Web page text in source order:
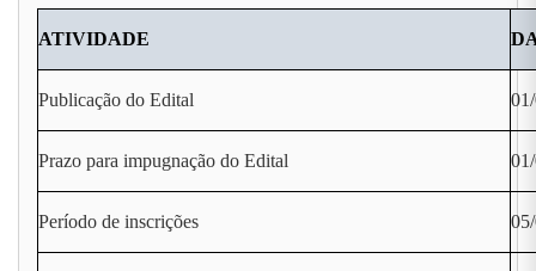
ATIVIDADE
Publicação do Edital
Prazo para impugnação do Edital
Período de inscrições